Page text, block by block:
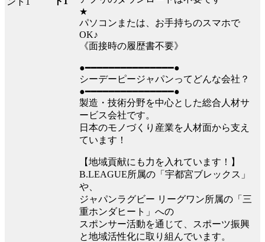
★
パソコンまたは、お手持ちのスマホで
OK♪
《面接時の履歴書不要》
●━━━━━━━━━━━━━━━●
シーデーピージャパンってどんな会社？
●━━━━━━━━━━━━━━━●
製造・技術分野を中心とした総合人材サ
ービス会社です。
日本のモノづくり産業を人材面から支え
ています！
【地域貢献にも力を入れています！】
B.LEAGUE所属の「宇都宮ブレックス」
や、
ジャパンラグビー リーグワン所属の「三
重ホンダヒート」への
スポンサー活動を通じて、スポーツ振興
と地域活性化に取り組んでいます。